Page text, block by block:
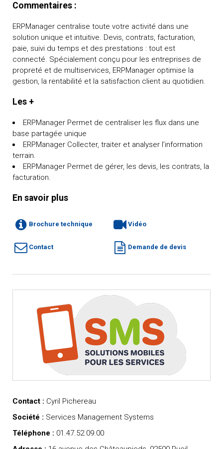
Commentaires :
ERPManager centralise toute votre activité dans une
solution unique et intuitive. Devis, contrats, facturation,
paie, suivi du temps et des prestations : tout est
connecté. Spécialement conçu pour les entreprises de
propreté et de multiservices, ERPManager optimise la
gestion, la rentabilité et la satisfaction client au quotidien.
Les +
ERPManager Permet de centraliser les flux dans une
base partagée unique
ERPManager Collecter, traiter et analyser l’information
terrain.
ERPManager Permet de gérer, les devis, les contrats, la
facturation.
En savoir plus
Brochure technique Vidéo
Contact Demande de devis
Contact : Cyril Pichereau
Société : Services Management Systems
Téléphone : 01.47.52.09.00